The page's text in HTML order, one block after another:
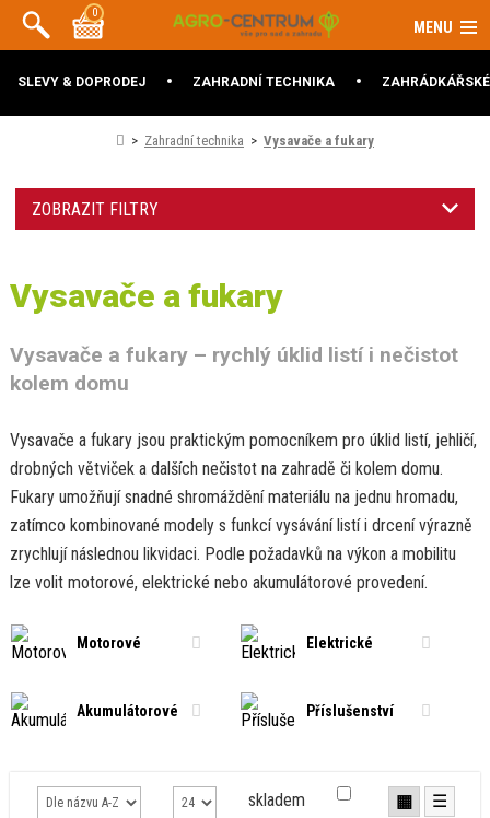
SLEVY & DOPRODEJ ZAHRADNÍ TECHNIKA
Zahradní technika Vysavače a fukary
ZOBRAZIT FILTRY
Vysavače a fukary
Vysavače a fukary – rychlý úklid listí i nečistot
kolem domu
Vysavače a fukary jsou praktickým pomocníkem pro úklid listí, jehličí,
drobných větviček a dalších nečistot na zahradě či kolem domu.
Fukary umožňují snadné shromáždění materiálu na jednu hromadu,
zatímco kombinované modely s funkcí vysávání listí i drcení výrazně
zrychlují následnou likvidaci. Podle požadavků na výkon a mobilitu
lze volit motorové, elektrické nebo akumulátorové provedení.
Motorové Elektrické
Akumulátorové Příslušenství
skladem ▦ ☰
0
MENU